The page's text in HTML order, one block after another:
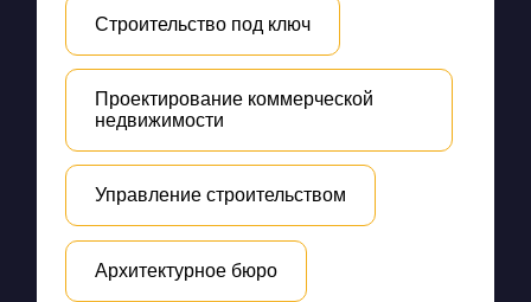
Строительство под ключ
Проектирование коммерческой
недвижимости
Управление строительством
Архитектурное бюро